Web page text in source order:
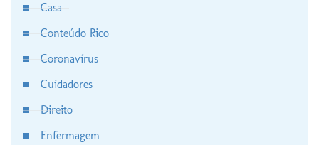
Casa
Conteúdo Rico
Coronavírus
Cuidadores
Direito
Enfermagem